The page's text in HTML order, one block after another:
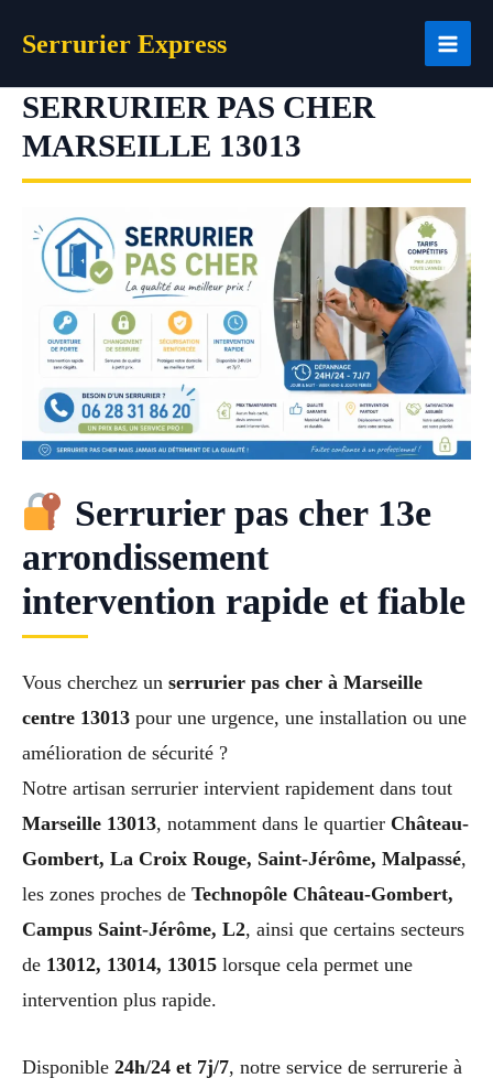
Serrurier Express
SERRURIER PAS CHER
MARSEILLE 13013
Serrurier pas cher 13e
arrondissement
intervention rapide et fiable
Vous cherchez un serrurier pas cher à Marseille
centre 13013 pour une urgence, une installation ou une
amélioration de sécurité ?
Notre artisan serrurier intervient rapidement dans tout
Marseille 13013, notamment dans le quartier Château-
Gombert, La Croix Rouge, Saint-Jérôme, Malpassé,
les zones proches de Technopôle Château-Gombert,
Campus Saint-Jérôme, L2, ainsi que certains secteurs
de 13012, 13014, 13015 lorsque cela permet une
intervention plus rapide.
Disponible 24h/24 et 7j/7, notre service de serrurerie à